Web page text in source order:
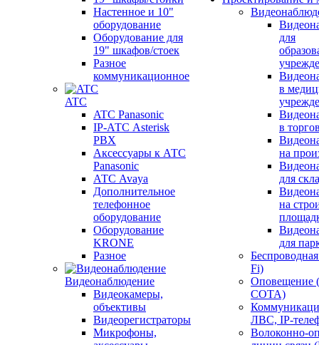
Настенное и 10"
оборудование
Оборудование для
19" шкафов/стоек
Разное
коммуникационное
ATC
ATC Panasonic
IP-АТС Asterisk
PBX
Аксессуары к АТС
Panasonic
АТС Avaya
Дополнительное
телефонное
оборудование
Оборудование
KRONE
Разное
Видеонаблюдение
Видеокамеры,
объективы
Видеорегистраторы
Микрофоны,
для
в
в
на
для
на
для
Fi)
СОТА)
ЛВС, IP-
Волоконно-